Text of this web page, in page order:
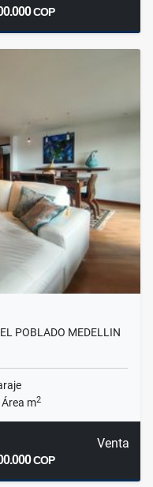
COP
POBLADO MEDELLIN
Área m2
Venta
COP